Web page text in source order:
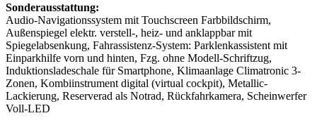
Sonderausstattung:
Audio-Navigationssystem mit Touchscreen Farbbildschirm,
Außenspiegel elektr. verstell-, heiz- und anklappbar mit
Spiegelabsenkung, Fahrassistenz-System: Parklenkassistent mit
Einparkhilfe vorn und hinten, Fzg. ohne Modell-Schriftzug,
Induktionsladeschale für Smartphone, Klimaanlage Climatronic 3-
Zonen, Kombiinstrument digital (virtual cockpit), Metallic-
Lackierung, Reserverad als Notrad, Rückfahrkamera, Scheinwerfer
Voll-LED